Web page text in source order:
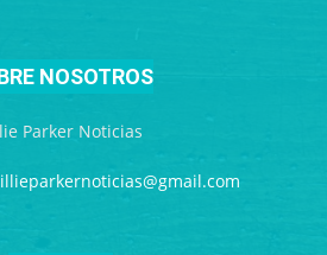
NOSOTROS
Parker Noticias